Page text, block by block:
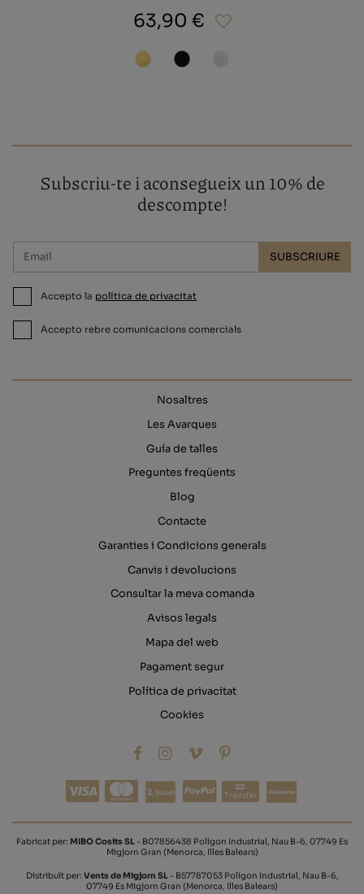
63,90 €
Subscriu-te i aconsegueix un 10% de
descompte!
SUBSCRIURE
Accepto la política de privacitat
Accepto rebre comunicacions comercials
Nosaltres
Les Avarques
Guía de talles
Preguntes freqüents
Blog
Contacte
Garanties i Condicions generals
Canvis i devolucions
Consultar la meva comanda
Avisos legals
Mapa del web
Pagament segur
Política de privacitat
Cookies
Transfer
Fabricat per: MIBO Cosits SL - B07856438 Polígon Industrial, Nau B-6, 07749 Es
Migjorn Gran (Menorca, Illes Balears)
Distribuït per: Vents de Migjorn SL- B57787053 Polígon Industrial, Nau B-6,
07749 Es Migjorn Gran (Menorca, Illes Balears)